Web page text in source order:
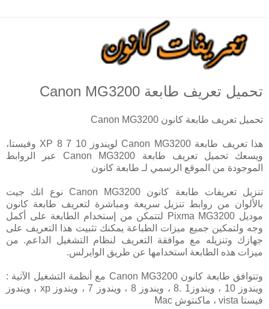
تحميل تعريف طابعة Canon MG3200
تحميل تعريف طابعة كانون Canon MG3200
هذا تعريف طابعة Canon MG3200 لويندوز 10 7 8 XP وفيستا،
ويسعك تحميل تعريف طابعة Canon MG3200 عبر الروابط
الموجودة من الموقع الرسمي لـ طابعة كانون
تنزيل تعريفات طابعة كانون Canon MG3200 نوع انك جيت
بالألوان من روابط تنزيل سريعة ومباشرة لتعريف طابعة كانون
موديل Pixma MG3200 لتتمكن من إستخدام الطابعة على أكمل
وجه ولتمكين جميع ميزات الطباعة يمكنك تثبيت هذا التعريف على
جهازك وتنزيله مع موافقة التعريف لنظام التشغيل الداعم. من
ميزات هذه الطابعة استخدامها عن طريق الوايرلس.
وتتوافق طابعة كانون Canon MG3200 مع أنظمة التشغيل الآتية :
ويندوز 10 ، ويندوز1 .8 ، ويندوز 8 ، ويندوز 7 ، ويندوز xp ، ويندوز
فيستا vista ، ماكنتوش Mac